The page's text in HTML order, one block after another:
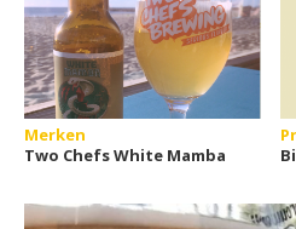
Merken
Two Chefs White Mamba